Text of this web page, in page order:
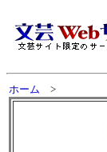
ホーム >